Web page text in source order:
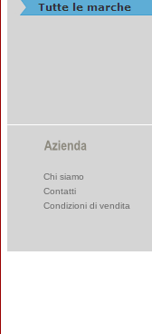
Chi siamo
Contatti
Condizioni di vendita